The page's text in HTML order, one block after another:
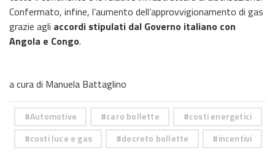
Confermato, infine, l’aumento dell’approvvigionamento di gas
grazie agli accordi stipulati dal Governo italiano con
Angola e Congo.
a cura di Manuela Battaglino
Automotive caro bollette
costi energetici
costi luce e gas
decreto bollette incentivi